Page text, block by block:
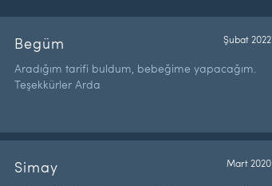
Begüm Şubat 2022
Aradığım tarifi buldum, bebeğime yapacağım.
Teşekkürler Arda
Simay Mart 2020